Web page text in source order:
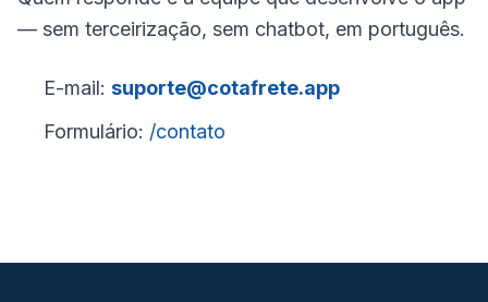
— sem terceirização, sem chatbot, em português.
E-mail: suporte@cotafrete.app
Formulário: /contato